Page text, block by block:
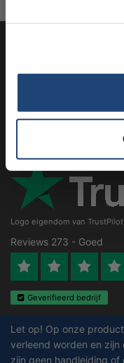
Contactgegevens
Logo eigendom van TrustPilot
Reviews 273 - Goed
Geverifieerd bedrijf
Let op! Op onze
verleend worden en
zijn geen handleiding